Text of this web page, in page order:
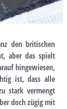
den britischen
aber das spielt
hingewiesen,
ist, dass alle
stark vermengt
doch zügig mit